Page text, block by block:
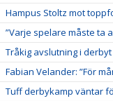
Hampus Stoltz mot
”Varje spelare måste ta
Tråkig avslutning i derbyt
Fabian Velander: ”För
Tuff derbykamp väntar